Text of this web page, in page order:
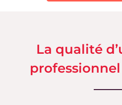
La qualité